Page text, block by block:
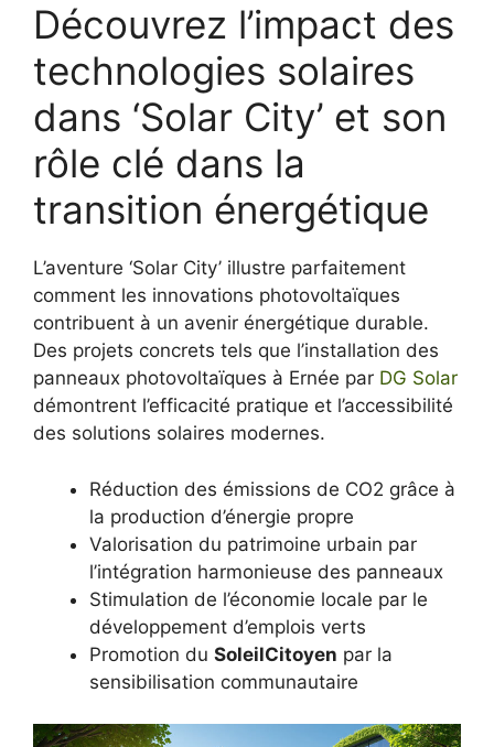
Découvrez l’impact des
technologies solaires
dans ‘Solar City’ et son
rôle clé dans la
transition énergétique
L’aventure ‘Solar City’ illustre parfaitement
comment les innovations photovoltaïques
contribuent à un avenir énergétique durable.
Des projets concrets tels que l’installation des
panneaux photovoltaïques à Ernée par DG Solar
démontrent l’efficacité pratique et l’accessibilité
des solutions solaires modernes.
Réduction des émissions de CO2 grâce à
la production d’énergie propre
Valorisation du patrimoine urbain par
l’intégration harmonieuse des panneaux
Stimulation de l’économie locale par le
développement d’emplois verts
Promotion du SoleilCitoyen par la
sensibilisation communautaire